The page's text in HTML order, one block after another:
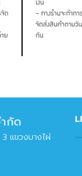
กัด
แขวงบางไผ่